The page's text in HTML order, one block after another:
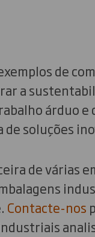
de
a
árduo e
soluções
de várias
Contacte-nos